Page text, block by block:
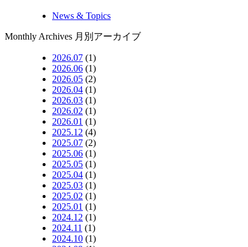
News & Topics
Monthly Archives 月別アーカイブ
2026.07 (1)
2026.06 (1)
2026.05 (2)
2026.04 (1)
2026.03 (1)
2026.02 (1)
2026.01 (1)
2025.12 (4)
2025.07 (2)
2025.06 (1)
2025.05 (1)
2025.04 (1)
2025.03 (1)
2025.02 (1)
2025.01 (1)
2024.12 (1)
2024.11 (1)
2024.10 (1)